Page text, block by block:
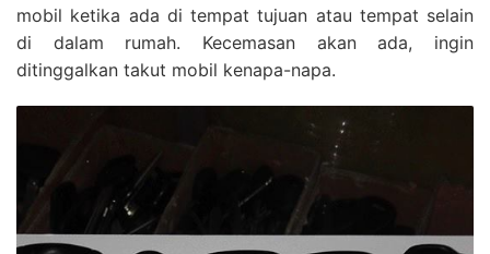
mobil ketika ada di tempat tujuan atau tempat selain
di dalam rumah. Kecemasan akan ada, ingin
ditinggalkan takut mobil kenapa-napa.